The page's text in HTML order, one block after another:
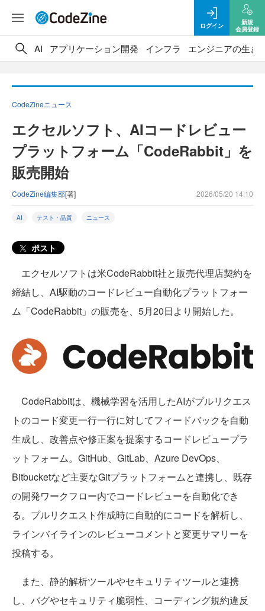
ログイン
新規
会員登録
AI アプリケーション開発 インフラ エンジニアの生き
CodeZineニュース
エクセルソフト、AIコードレビュー
プラットフォーム「CodeRabbit」を
販売開始
CodeZine編集部[著] 2026/05/20 14:10
AI テスト・品質 ニュース
ポスト
エクセルソフトは米CodeRabbit社と販売代理店契約を
締結し、AI駆動のコードレビュー自動化プラットフォー
ム「CodeRabbit」の販売を、5月20日より開始した。
CodeRabbitは、機械学習を活用したAIがプルリクエス
トのコード変更一行一行に対してフィードバックを自動
生成し、改善点や修正案を提案するコードレビュープラ
ットフォーム。GitHub、GitLab、Azure DevOps、
Bitbucketなど主要なGitプラットフォームと連携し、既存
の開発ワークフロー内でコードレビューを自動化でき
る。プルリクエスト作成時に自動的にコードを解析し、
ラインバイラインのレビューコメントと変更サマリーを
投稿する。
また、静的解析ツールやセキュリティツールと連携
し、バグやセキュリティ脆弱性、コーディング規約違反